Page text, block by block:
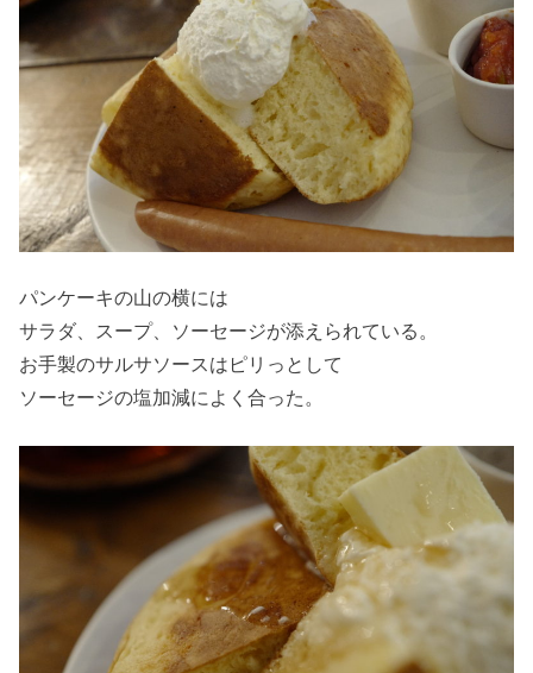
パンケーキの山の横には
サラダ、スープ、ソーセージが添えられている。
お手製のサルサソースはピリっとして
ソーセージの塩加減によく合った。